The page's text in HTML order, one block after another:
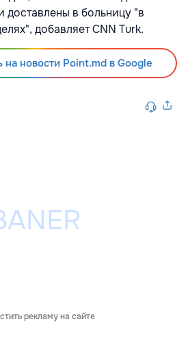
в больницу "в
добавляет CNN Turk.
новости Point.md в Google
рекламу на сайте